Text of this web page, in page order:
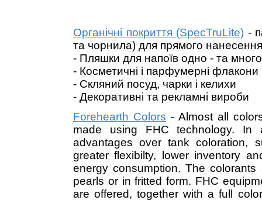
Органічні покриття (SpecTruLite) -
та чорнила) для прямого
- Пляшки для напоїв одно - та
- Косметичні і парфумерні флакони
- Скляний посуд, чарки і келихи
- Декоративні та рекламні вироби
Forehearth Colors - Almost all
made using FHC technology. In
advantages over tank coloration,
greater flexibilty, lower inventory
energy consumption. The
pearls or in fritted form. FHC
are offered, together with a full